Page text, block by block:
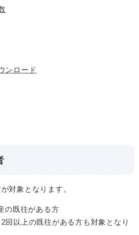
ンロード
対象となります。
の既往がある方
以上の既往がある方も対象となり